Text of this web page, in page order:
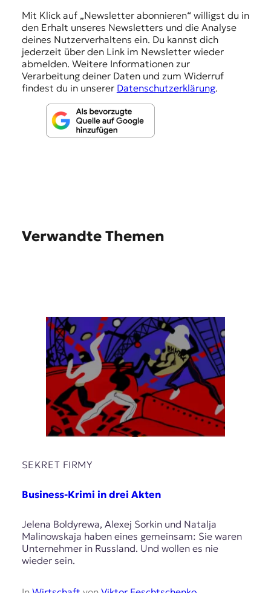
Mit Klick auf „Newsletter abonnieren“ willigst du in
den Erhalt unseres Newsletters und die Analyse
deines Nutzerverhaltens ein. Du kannst dich
jederzeit über den Link im Newsletter wieder
abmelden. Weitere Informationen zur
Verarbeitung deiner Daten und zum Widerruf
findest du in unserer Datenschutzerklärung.
Verwandte Themen
SEKRET FIRMY
Business-Krimi in drei Akten
Jelena Boldyrewa, Alexej Sorkin und Natalja
Malinowskaja haben eines gemeinsam: Sie waren
Unternehmer in Russland. Und wollen es nie
wieder sein.